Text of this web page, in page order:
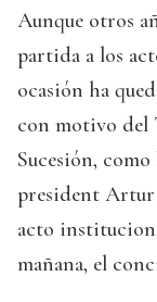
Aunque otros
partida a los
ocasión ha
con motivo del
Sucesión,
president Artur
acto
mañana, el